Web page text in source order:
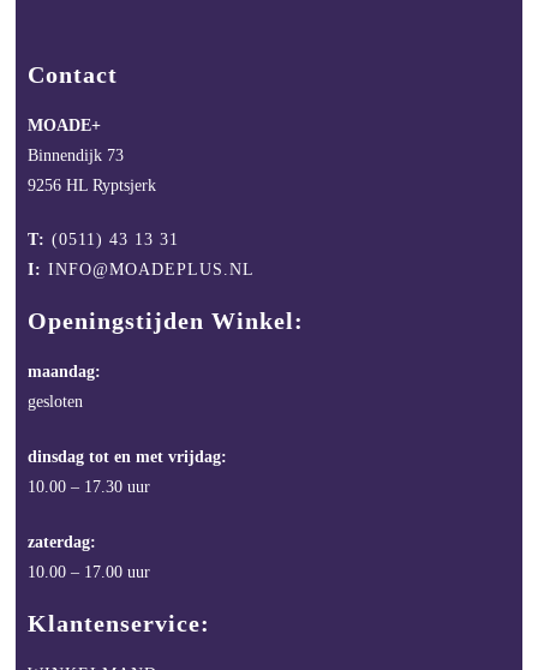
Contact
MOADE+
Binnendijk 73
9256 HL Ryptsjerk
T:(0511) 43 13 31
I:INFO@MOADEPLUS.NL
Openingstijden Winkel:
maandag:
gesloten
dinsdag tot en met vrijdag:
10.00 – 17.30 uur
zaterdag:
10.00 – 17.00 uur
Klantenservice: